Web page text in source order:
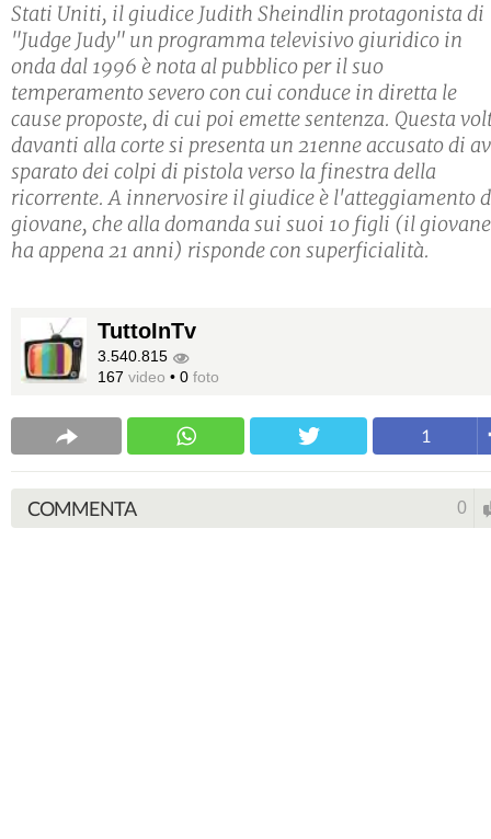
Stati Uniti, il giudice Judith Sheindlin protagonista di
"Judge Judy" un programma televisivo giuridico in
onda dal 1996 è nota al pubblico per il suo
temperamento severo con cui conduce in diretta le
cause proposte, di cui poi emette sentenza. Questa
davanti alla corte si presenta un 21enne accusato di
sparato dei colpi di pistola verso la finestra della
ricorrente. A innervosire il giudice è l'atteggiamento
giovane, che alla domanda sui suoi 10 figli (il giovane
ha appena 21 anni) risponde con superficialità.
TuttoInTv
3.540.815
167 video • 0 foto
1
COMMENTA 0